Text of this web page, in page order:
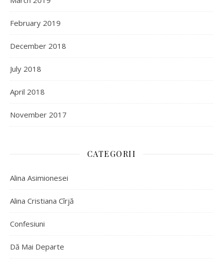
February 2019
December 2018
July 2018
April 2018
November 2017
CATEGORII
Alina Asimionesei
Alina Cristiana Cîrjă
Confesiuni
Dă Mai Departe